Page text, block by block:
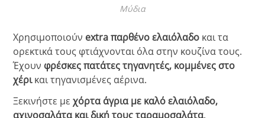
Μύδια
Χρησιμοποιούν extra παρθένο ελαιόλαδο και τα
ορεκτικά τους φτιάχνονται όλα στην κουζίνα τους.
Έχουν φρέσκες πατάτες τηγανητές, κομμένες στο
χέρικαι τηγανισμένες αέρινα.
Ξεκινήστε μεχόρτα άγρια με καλό ελαιόλαδο,
αχινοσαλάτα και δική τους ταραμοσαλάτα.